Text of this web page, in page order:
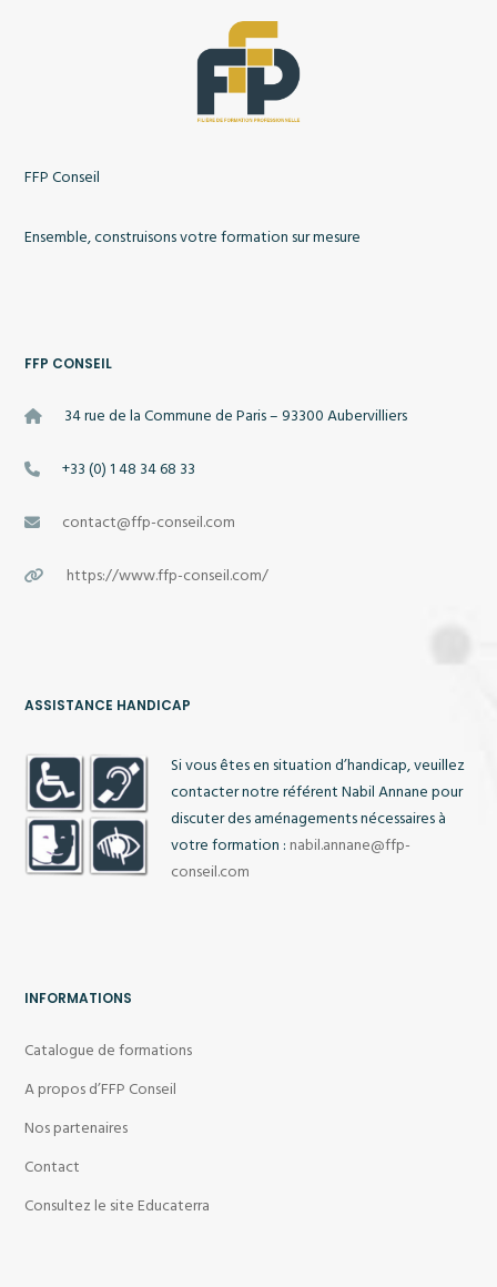
FFP Conseil
Ensemble, construisons votre formation sur mesure
FFP CONSEIL
34 rue de la Commune de Paris – 93300 Aubervilliers
+33 (0) 1 48 34 68 33
contact@ffp-conseil.com
https://www.ffp-conseil.com/
ASSISTANCE HANDICAP
Si vous êtes en situation d’handicap, veuillez
contacter notre référent Nabil Annane pour
discuter des aménagements nécessaires à
votre formation : nabil.annane@ffp-
conseil.com
INFORMATIONS
Catalogue de formations
A propos d’FFP Conseil
Nos partenaires
Contact
Consultez le site Educaterra